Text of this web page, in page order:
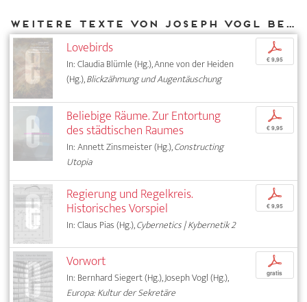
Weitere Texte von Joseph Vogl bei DIAPHANES
Lovebirds
In: Claudia Blümle (Hg.), Anne von der Heiden
(Hg.),Blickzähmung und Augentäuschung
p
€ 9,95
Beliebige Räume. Zur Entortung
des städtischen Raumes
In: Annett Zinsmeister (Hg.),Constructing
Utopia
p
€ 9,95
Regierung und Regelkreis.
Historisches Vorspiel
In: Claus Pias (Hg.),Cybernetics | Kybernetik 2
p
€ 9,95
Vorwort
In: Bernhard Siegert (Hg.), Joseph Vogl (Hg.),
Europa: Kultur der Sekretäre
p
gratis